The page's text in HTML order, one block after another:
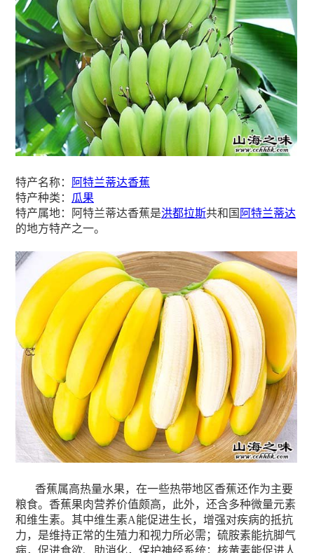
特产名称：
阿特兰蒂达香蕉
特产种类： 瓜果
特产属地：阿特兰蒂达香蕉是洪都拉斯共和国 阿特兰蒂达
的地方特产之一。
香蕉属高热量水果，在一些热带地区香蕉还作为主要
粮食。香蕉果肉营养价值颇高，此外，还含多种微量元素
和维生素。其中维生素A能促进生长，增强对疾病的抵抗
力，是维持正常的生殖力和视力所必需；硫胺素能抗脚气
病，促进食欲、助消化，保护神经系统；核黄素能促进人